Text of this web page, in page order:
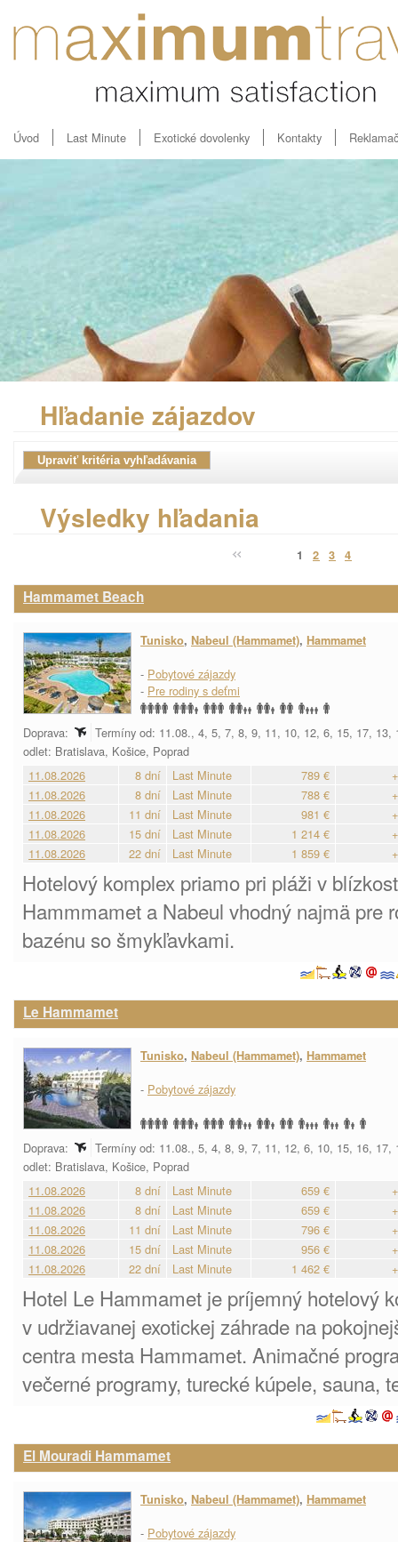
Úvod Last Minute Exotické dovolenky Kontakty
Hľadanie zájazdov
Výsledky hľadania
1 2 3 4
Hammamet Beach
Tunisko, Nabeul (Hammamet), Hammamet
- Pobytové zájazdy
- Pre rodiny s deťmi
Doprava:
Termíny od: 11.08., 4, 5, 7, 8, 9, 11, 10, 12, 6, 15, 17, 13,
odlet: Bratislava, Košice, Poprad
11.08.2026
8 dní Last Minute 789 €
11.08.2026
8 dní Last Minute 788 €
11.08.2026
11 dní Last Minute 981 €
11.08.2026
15 dní Last Minute 1 214 €
11.08.2026
22 dní Last Minute 1 859 €
Hotelový komplex priamo pri pláži v
Hammmamet a Nabeul vhodný najmä pre
bazénu so šmykľavkami.
Le Hammamet
Tunisko, Nabeul (Hammamet), Hammamet
- Pobytové zájazdy
Doprava:
Termíny od: 11.08., 5, 4, 8, 9, 7, 11, 12, 6, 10, 15, 16, 17,
odlet: Bratislava, Košice, Poprad
11.08.2026
8 dní Last Minute 659 €
11.08.2026
8 dní Last Minute 659 €
11.08.2026
11 dní Last Minute 796 €
11.08.2026
15 dní Last Minute 956 €
11.08.2026
22 dní Last Minute 1 462 €
Hotel Le Hammamet je príjemný hotelový
v udržiavanej exotickej záhrade na
centra mesta Hammamet. Animačné
večerné programy, turecké kúpele, sauna,
El Mouradi Hammamet
Tunisko, Nabeul (Hammamet), Hammamet
- Pobytové zájazdy